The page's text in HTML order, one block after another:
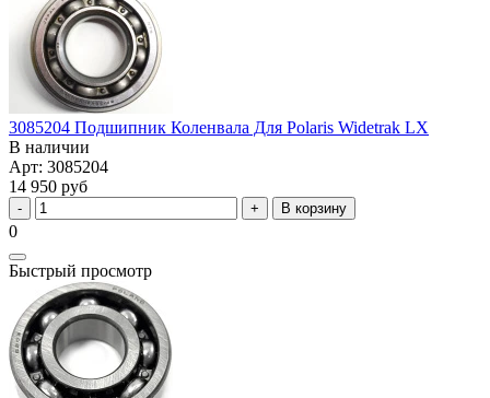
3085204 Подшипник Коленвала Для Polaris Widetrak LX
В наличии
Арт: 3085204
14 950 руб
В корзину
0
Быстрый просмотр